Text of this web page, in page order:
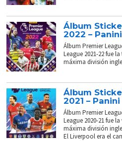
Álbum
2022 – Panini
Álbum Premier
League 2021-22 fue
máxima división
Álbum
2021 – Panini
Álbum Premier
League 2020-21 fue
máxima división
El Liverpool era el